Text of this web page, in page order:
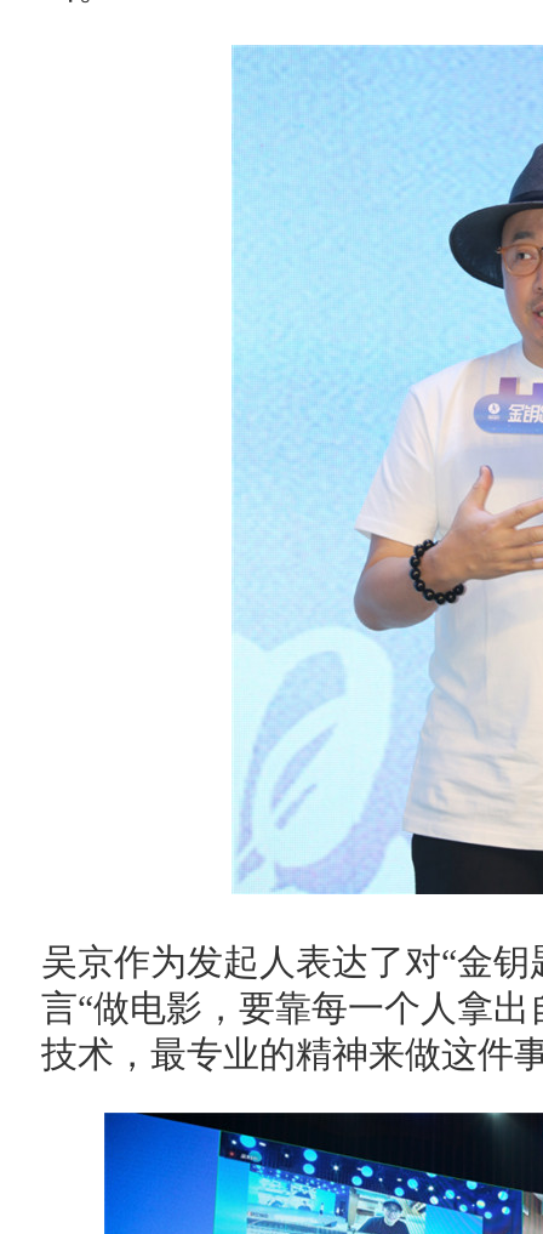
吴京作为发起人表达了对“金
言“做电影，要靠每一个人拿
技术，最专业的精神来做这件